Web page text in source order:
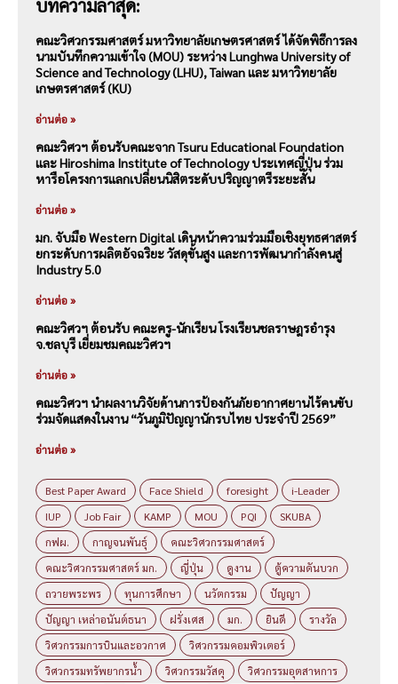
บทความล่าสุด:
คณะวิศวกรรมศาสตร์ มหาวิทยาลัยเกษตรศาสตร์ ได้จัดพิธีการลง
นามบันทึกความเข้าใจ (MOU) ระหว่าง Lunghwa University of
Science and Technology (LHU), Taiwan และ มหาวิทยาลัย
เกษตรศาสตร์ (KU)
อ่านต่อ »
คณะวิศวฯ ต้อนรับคณะจาก Tsuru Educational Foundation
และ Hiroshima Institute of Technology ประเทศญี่ปุ่น ร่วม
หารือโครงการแลกเปลี่ยนนิสิตระดับปริญญาตรีระยะสั้น
อ่านต่อ »
มก. จับมือ Western Digital เดินหน้าความร่วมมือเชิงยุทธศาสตร์
ยกระดับการผลิตอัจฉริยะ วัสดุขั้นสูง และการพัฒนากำลังคนสู่
Industry 5.0
อ่านต่อ »
คณะวิศวฯ ต้อนรับ คณะครู-นักเรียน โรงเรียนชลราษฎรอำรุง
จ.ชลบุรี เยี่ยมชมคณะวิศวฯ
อ่านต่อ »
คณะวิศวฯ นำผลงานวิจัยด้านการป้องกันภัยอากาศยานไร้คนขับ
ร่วมจัดแสดงในงาน “วันภูมิปัญญานักรบไทย ประจำปี 2569”
อ่านต่อ »
Best Paper Award Face Shield foresight
i-Leader
IUP
Job Fair KAMP MOU PQI
SKUBA
กฟผ.
กาญจนพันธุ์
คณะวิศวกรรมศาสตร์
คณะวิศวกรรมศาสตร์ มก.
ญี่ปุ่น ดูงาน
ตู้ความดันบวก
ถวายพระพร
ทุนการศึกษา นวัตกรรม
ปัญญา
ปัญญา เหล่าอนันต์ธนา
ฝรั่งเศส มก. ยินดี
รางวัล
วิศวกรรมการบินและอวกาศ
วิศวกรรมคอมพิวเตอร์
วิศวกรรมทรัพยากรน้ำ
วิศวกรรมวัสดุ
วิศวกรรมอุตสาหการ